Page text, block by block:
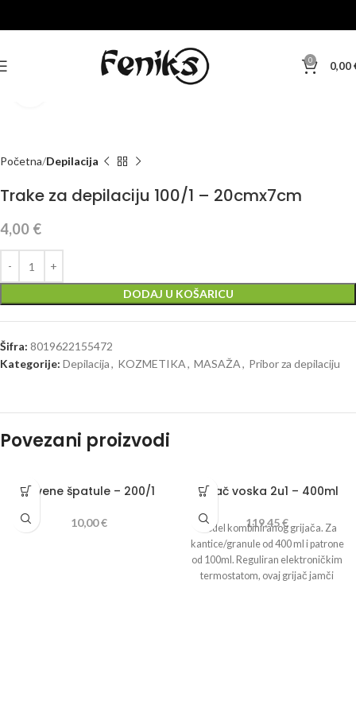
0 0,00
Početna Depilacija
Trake za depilaciju 100/1 – 20cmx7cm
4,00 €
DODAJ U KOŠARICU
Šifra: 8019622155472
Kategorije: Depilacija, KOZMETIKA, MASAŽA, Pribor za depilaciju
Povezani proizvodi
Drvene špatule – 200/1
10,00€
Grijač voska 2u1 – 400ml
119,45€
Model kombiniranog grijača. Za
kantice/granule od 400 ml i patrone
od 100ml. Reguliran elektroničkim
termostatom, ovaj grijač jamči